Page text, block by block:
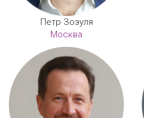
Петр Зозуля
Москва